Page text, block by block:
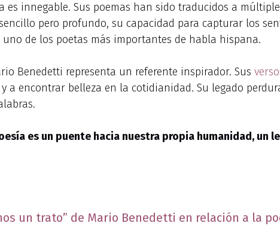
es innegable. Sus poemas han sido traducidos a
pero profundo, su capacidad para capturar los
de los poetas más importantes de habla hispana.
Benedetti representa un referente inspirador. Sus
a encontrar belleza en la cotidianidad. Su legado
es un puente hacia nuestra propia humanidad, un
un trato” de Mario Benedetti en relación a la